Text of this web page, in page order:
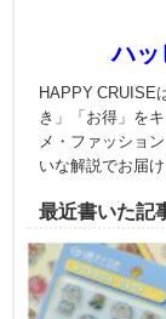
ハッ
HAPPY CRUISE
き」「お得」を
メ・ファッショ
いな解説でお届け
最近書いた記